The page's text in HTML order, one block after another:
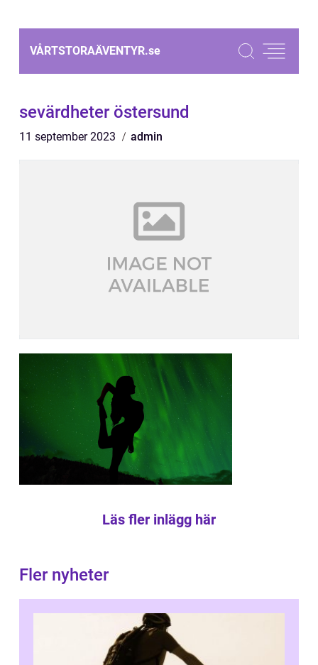
VÅRTSTORAÄVENTYR.se
sevärdheter östersund
11 september 2023 admin
Läs fler inlägg här
Fler nyheter